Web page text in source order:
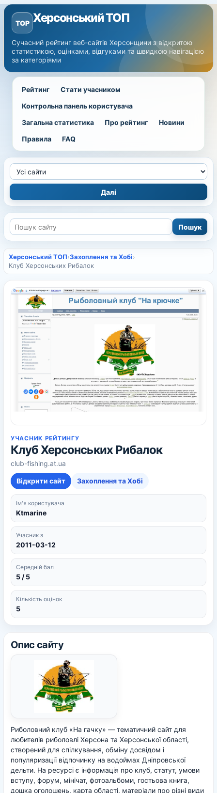
TOP Херсонський ТОП
Сучасний рейтинг веб-сайтів Херсонщини з відкритою
статистикою, оцінками, відгуками та швидкою навігацією
за категоріями
Рейтинг
Стати учасником
Контрольна панель користувача
Загальна статистика
Про рейтинг
Новини
Правила
FAQ
Херсонський ТОП›Захоплення та Хобі›
Клуб Херсонських Рибалок
УЧАСНИК РЕЙТИНГУ
Клуб Херсонських Рибалок
club-fishing.at.ua
Відкрити сайт Захоплення та Хобі
Ім'я користувача
Ktmarine
Учасник з
2011-03-12
Середній бал
5 / 5
Кількість оцінок
5
Опис сайту
Риболовний клуб «На гачку» — тематичний сайт для
любителів риболовлі Херсона та Херсонської області,
створений для спілкування, обміну досвідом і
популяризації відпочинку на водоймах Дніпровської
дельти. На ресурсі є інформація про клуб, статут, умови
вступу, форум, мінічат, фотоальбоми, гостьова книга,
дошка оголошень, карта області, матеріали про різні види